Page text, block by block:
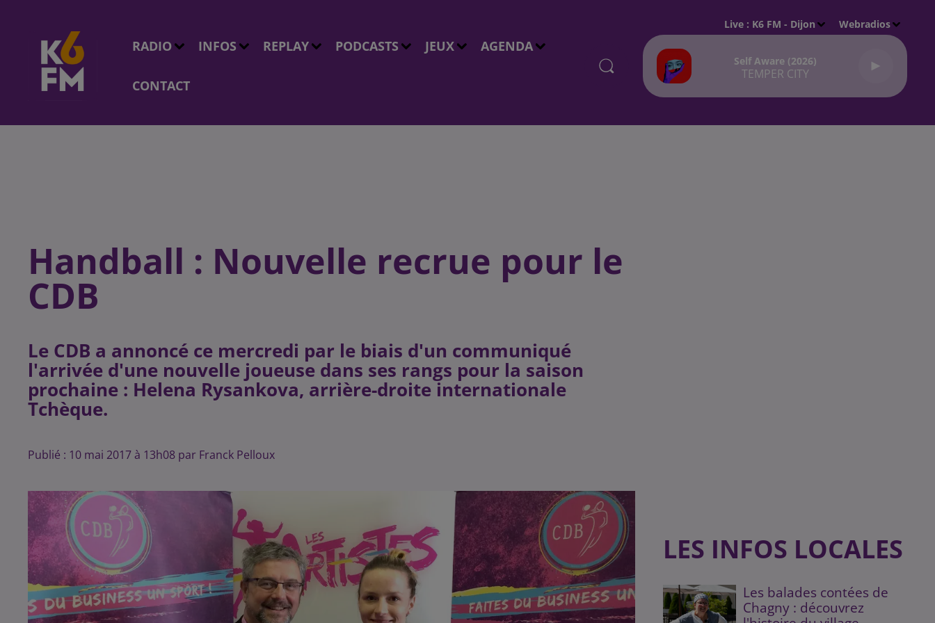
RADIO INFOS REPLAY PODCASTS JEUX AGENDA
CONTACT
Live : K6 FM - Dijon Webradios
Self Aware (2026)
TEMPER CITY
Handball : Nouvelle recrue pour le
CDB
Le CDB a annoncé ce mercredi par le biais d'un communiqué
l'arrivée d'une nouvelle joueuse dans ses rangs pour la saison
prochaine : Helena Rysankova, arrière-droite internationale
Publié : 10 mai 2017 à 13h08 par Franck Pelloux
LES INFOS LOCALES
Les balades contées de
Chagny : découvrez